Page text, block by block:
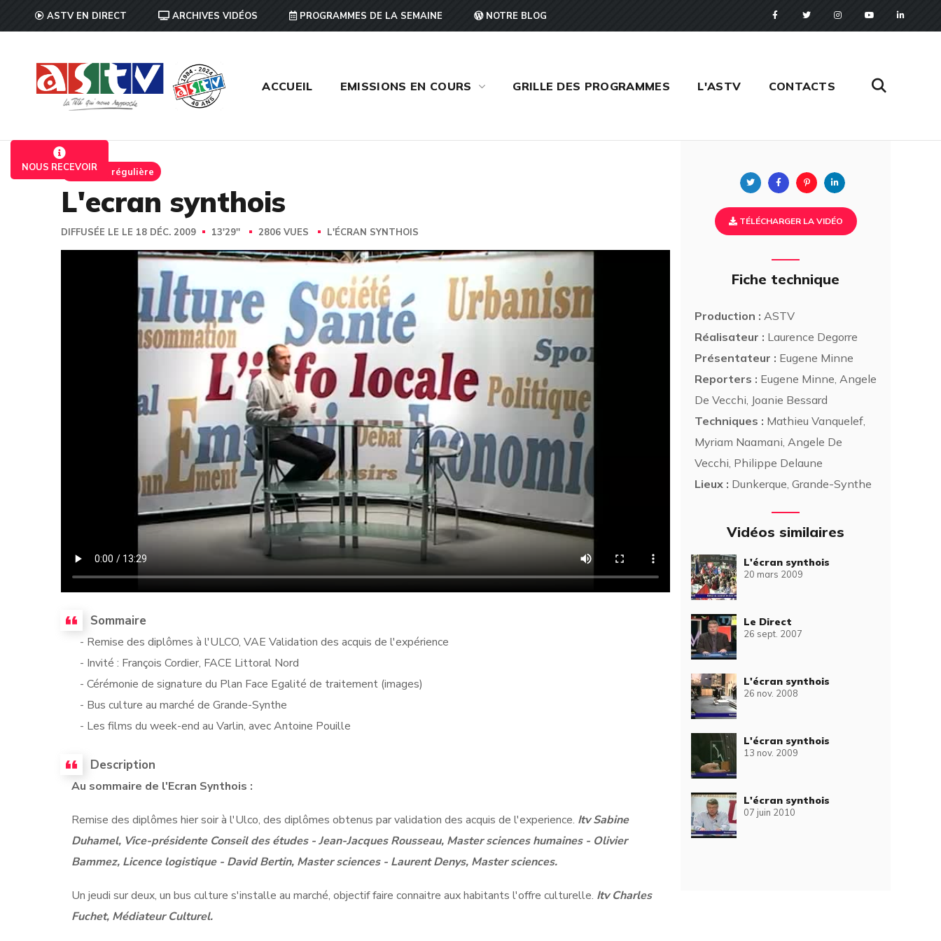
ASTV EN DIRECT ARCHIVES VIDÉOS PROGRAMMES DE LA SEMAINE NOTRE BLOG
ACCUEIL EMISSIONS EN COURS GRILLE DES PROGRAMMES L'ASTV CONTACTS
NOUS RECEVOIREmission régulière
L'ecran synthois
DIFFUSÉE LE LE 18 DÉC. 2009 13'29'' 2806 VUES L'ÉCRAN SYNTHOIS
Sommaire
- Remise des diplômes à l'ULCO, VAE Validation des acquis de l'expérience
- Invité : François Cordier, FACE Littoral Nord
- Cérémonie de signature du Plan Face Egalité de traitement (images)
- Bus culture au marché de Grande-Synthe
- Les films du week-end au Varlin, avec Antoine Pouille
Description
Au sommaire de l'Ecran Synthois :
Remise des diplômes hier soir à l'Ulco, des diplômes obtenus par validation des acquis de l'experience. Itv Sabine
Duhamel, Vice-présidente Conseil des études - Jean-Jacques Rousseau, Master sciences humaines - Olivier
Bammez, Licence logistique - David Bertin, Master sciences - Laurent Denys, Master sciences.
Un jeudi sur deux, un bus culture s'installe au marché, objectif faire connaitre aux habitants l'offre culturelle. Itv Charles
Fuchet, Médiateur Culturel.
Twitter FacebookPinterest
TÉLÉCHARGER LA VIDÉO
Fiche technique
Production : ASTV
Réalisateur : Laurence Degorre
Présentateur : Eugene Minne
Reporters : Eugene Minne, Angele
De Vecchi, Joanie Bessard
Techniques : Mathieu Vanquelef,
Myriam Naamani, Angele De
Vecchi, Philippe Delaune
Lieux : Dunkerque, Grande-Synthe
Vidéos similaires
L'écran synthois
20 mars 2009
Le Direct
26 sept. 2007
L'écran synthois
26 nov. 2008
L'écran synthois
13 nov. 2009
L'écran synthois
07 juin 2010